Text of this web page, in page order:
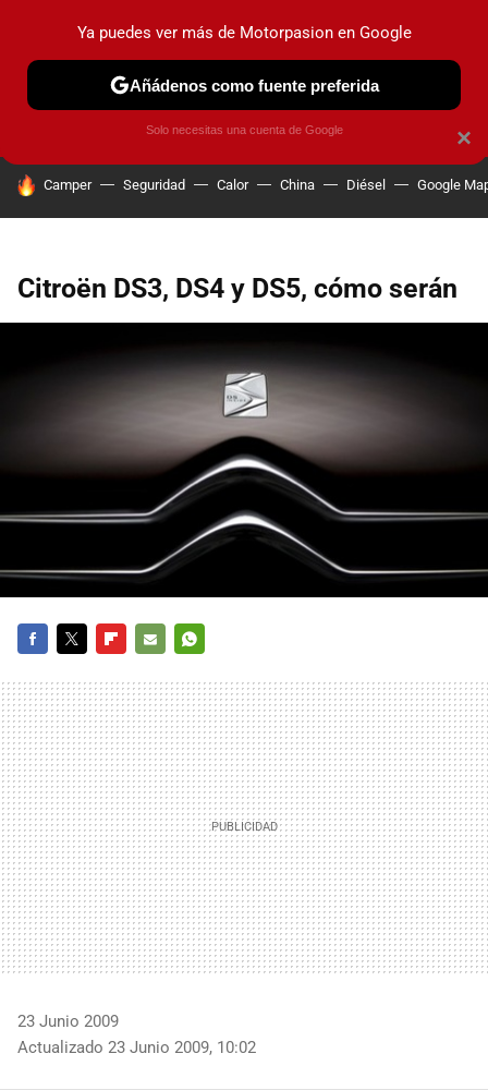
PRUEBAS COCHES ELÉCTRICOS OBSERVATORIO
HOY SE HABLA DE
Camper Seguridad Calor China Diésel Google
Citroën DS3, DS4 y DS5, cómo serán
MAIL
23 Junio 2009
Actualizado 23 Junio 2009, 10:02
×
Ya puedes ver más de Motorpasion en Google
Añádenos como fuente preferida
Solo necesitas una cuenta de Google